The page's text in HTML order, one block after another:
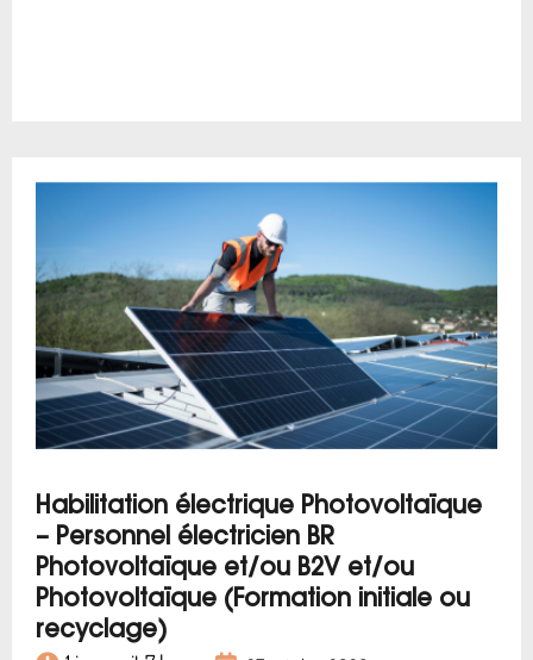
Habilitation électrique Photovoltaïque
– Personnel électricien BR
Photovoltaïque et/ou B2V et/ou
Photovoltaïque (Formation initiale ou
recyclage)